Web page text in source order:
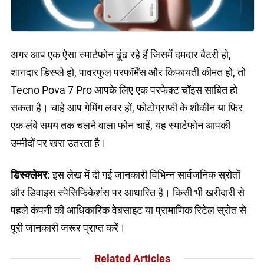
अगर आप एक ऐसा स्मार्टफोन ढूंढ रहे हैं जिसमें दमदार बैटरी हो,
शानदार डिस्प्ले हो, पावरफुल परफॉर्मेंस और किफायती कीमत हो, तो
Tecno Pova 7 Pro आपके लिए एक परफेक्ट चॉइस साबित हो
सकता है। चाहे आप गेमिंग लवर हों, फोटोग्राफी के शौकीन या फिर
एक लंबे समय तक चलने वाला फोन चाहें, यह स्मार्टफोन आपकी
उम्मीदों पर खरा उतरता है।
डिस्क्लेमर:इस लेख में दी गई जानकारी विभिन्न सार्वजनिक स्रोतों
और डिवाइस स्पेसिफिकेशंस पर आधारित है। किसी भी खरीदारी से
पहले कंपनी की आधिकारिक वेबसाइट या प्रामाणिक रिटेल स्रोत से
पूरी जानकारी जरूर प्राप्त करें।
Related Articles